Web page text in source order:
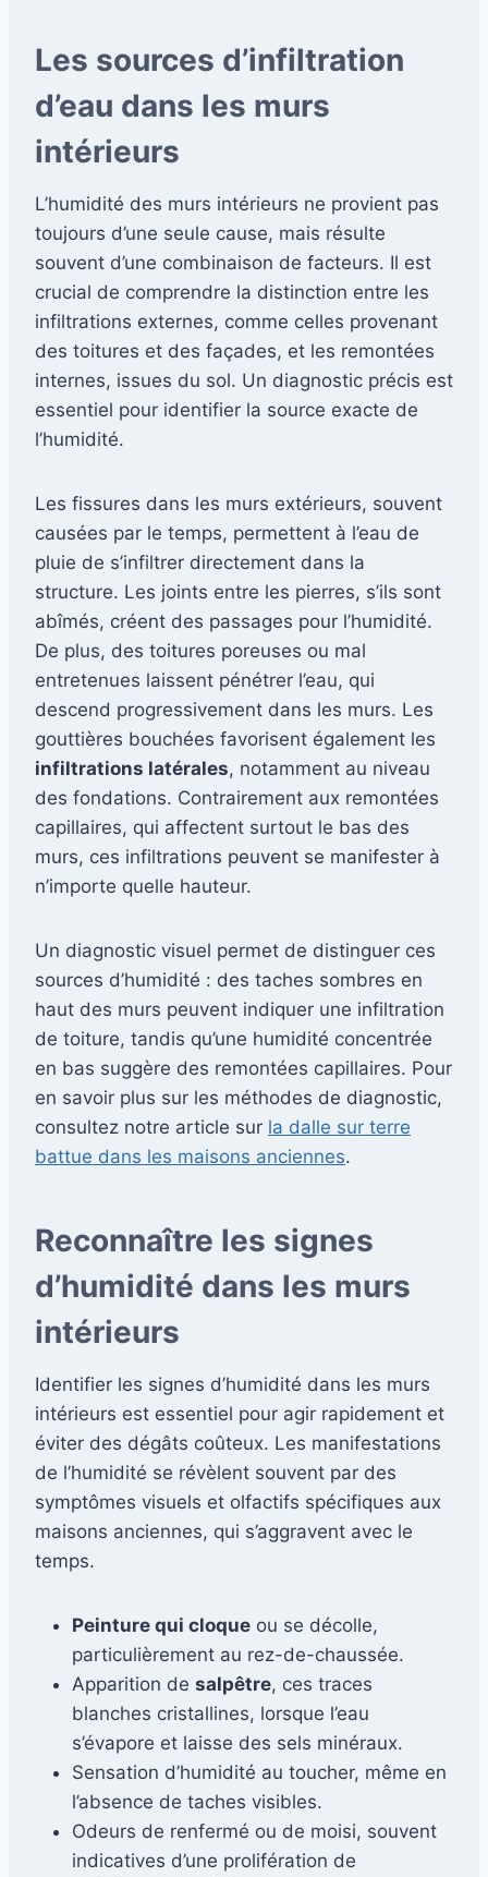
Les sources d’infiltration
d’eau dans les murs
intérieurs
L’humidité des murs intérieurs ne provient pas
toujours d’une seule cause, mais résulte
souvent d’une combinaison de facteurs. Il est
crucial de comprendre la distinction entre les
infiltrations externes, comme celles provenant
des toitures et des façades, et les remontées
internes, issues du sol. Un diagnostic précis est
essentiel pour identifier la source exacte de
l’humidité.
Les fissures dans les murs extérieurs, souvent
causées par le temps, permettent à l’eau de
pluie de s’infiltrer directement dans la
structure. Les joints entre les pierres, s’ils sont
abîmés, créent des passages pour l’humidité.
De plus, des toitures poreuses ou mal
entretenues laissent pénétrer l’eau, qui
descend progressivement dans les murs. Les
gouttières bouchées favorisent également les
infiltrations latérales, notamment au niveau
des fondations. Contrairement aux remontées
capillaires, qui affectent surtout le bas des
murs, ces infiltrations peuvent se manifester à
n’importe quelle hauteur.
Un diagnostic visuel permet de distinguer ces
sources d’humidité : des taches sombres en
haut des murs peuvent indiquer une infiltration
de toiture, tandis qu’une humidité concentrée
en bas suggère des remontées capillaires. Pour
en savoir plus sur les méthodes de diagnostic,
consultez notre article sur la dalle sur terre
battue dans les maisons anciennes.
Reconnaître les signes
d’humidité dans les murs
intérieurs
Identifier les signes d’humidité dans les murs
intérieurs est essentiel pour agir rapidement et
éviter des dégâts coûteux. Les manifestations
de l’humidité se révèlent souvent par des
symptômes visuels et olfactifs spécifiques aux
maisons anciennes, qui s’aggravent avec le
temps.
Peinture qui cloque ou se décolle,
particulièrement au rez-de-chaussée.
Apparition de salpêtre, ces traces
blanches cristallines, lorsque l’eau
s’évapore et laisse des sels minéraux.
Sensation d’humidité au toucher, même en
l’absence de taches visibles.
Odeurs de renfermé ou de moisi, souvent
indicatives d’une prolifération de